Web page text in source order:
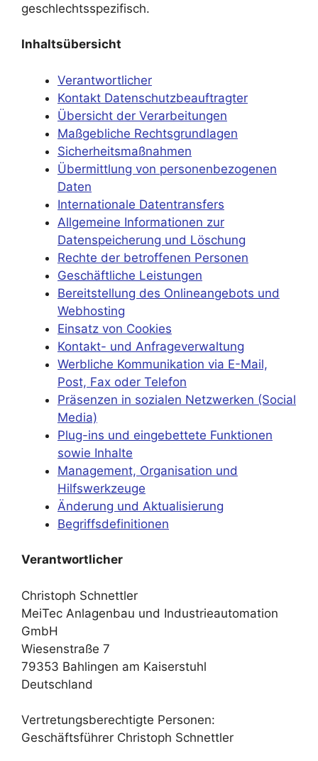
geschlechtsspezifisch.
Inhaltsübersicht
Verantwortlicher
Kontakt Datenschutzbeauftragter
Übersicht der Verarbeitungen
Maßgebliche Rechtsgrundlagen
Sicherheitsmaßnahmen
Übermittlung von personenbezogenen
Daten
Internationale Datentransfers
Allgemeine Informationen zur
Datenspeicherung und Löschung
Rechte der betroffenen Personen
Geschäftliche Leistungen
Bereitstellung des Onlineangebots und
Webhosting
Einsatz von Cookies
Kontakt- und Anfrageverwaltung
Werbliche Kommunikation via E-Mail,
Post, Fax oder Telefon
Präsenzen in sozialen Netzwerken (Social
Media)
Plug-ins und eingebettete Funktionen
sowie Inhalte
Management, Organisation und
Hilfswerkzeuge
Änderung und Aktualisierung
Begriffsdefinitionen
Verantwortlicher
Christoph Schnettler
MeiTec Anlagenbau und Industrieautomation
GmbH
Wiesenstraße 7
79353 Bahlingen am Kaiserstuhl
Deutschland
Vertretungsberechtigte Personen:
Geschäftsführer Christoph Schnettler